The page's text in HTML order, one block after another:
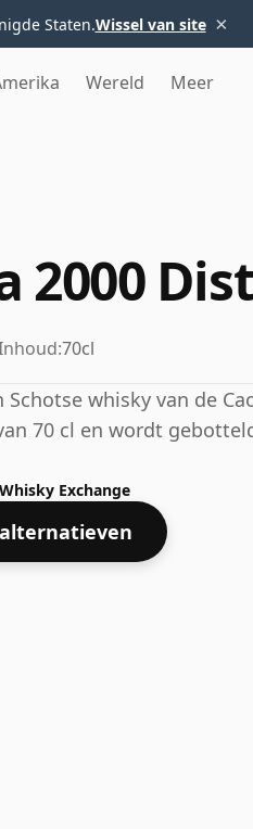
Staten.Wissel van site ×
Wereld Meer
2000
70cl
Schotse whisky van de
70 cl en wordt
Exchange